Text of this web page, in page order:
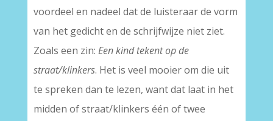
voordeel en nadeel dat de luisteraar de vorm
van het gedicht en de schrijfwijze niet ziet.
Zoals een zin: Een kind tekent op de
straat/klinkers. Het is veel mooier om die uit
te spreken dan te lezen, want dat laat in het
midden of straat/klinkers één of twee